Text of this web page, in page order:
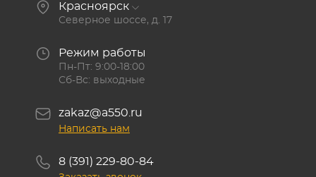
Красноярск
Северное шоссе, д. 17
Режим работы
Пн-Пт: 9:00-18:00
Сб-Вс: выходные
zakaz@a550.ru
Написать нам
8 (391) 229-80-84